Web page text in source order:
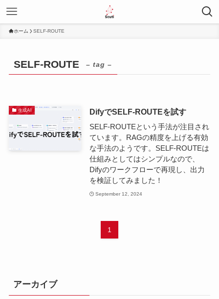
ホーム SELF-ROUTE
SELF-ROUTE – tag –
生成AI Difyで​SELF-ROUTEを試す
SELF-ROUTEという手法が注目され
ています。RAGの精度を上げる有効
な手法のようです。SELF-ROUTEは
仕組みとしてはシンプルなので、
Difyのワークフローで再現し、出力
を検証してみました！
September 12, 2024
1
アーカイブ